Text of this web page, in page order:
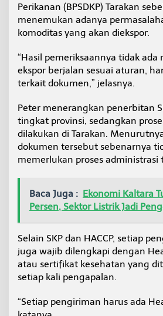
Perikanan (BPSDKP) Tarakan
menemukan adanya
komoditas yang akan diekspor.
“Hasil pemeriksaannya tidak ada
ekspor berjalan sesuai aturan,
terkait dokumen,” jelasnya.
Peter menerangkan penerbitan
tingkat provinsi, sedangkan
dilakukan di Tarakan.
dokumen tersebut sebenarnya
memerlukan proses administrasi
Baca Juga : Ekonomi Kaltara
Persen, Sektor Listrik Jadi
Selain SKP dan HACCP, setiap
juga wajib dilengkapi dengan
atau sertifikat kesehatan yang
setiap kali pengapalan.
“Setiap pengiriman harus ada